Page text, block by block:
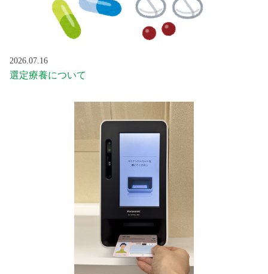
2026.07.16
選定療養について